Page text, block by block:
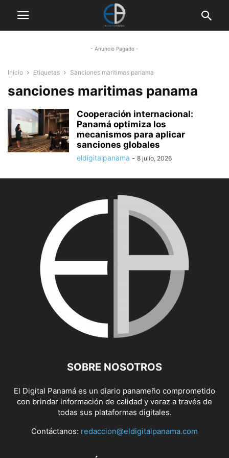
- Anuncio Pagado -
Inicio Etiquetas Sanciones maritimas panama
sanciones maritimas panama
Cooperación internacional:
Panamá optimiza los
mecanismos para aplicar
sanciones globales
eldigitalpanama - 8 julio, 2026
SOBRE NOSOTROS
El Digital Panamá es un diario panameño comprometido
con brindar información de calidad y veraz a través de
todas sus plataformas digitales.
Contáctanos: redaccion@eldigitalpanama.com